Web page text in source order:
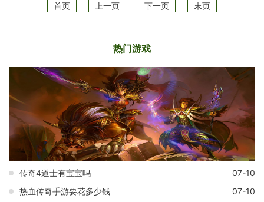
首页 上一页 下一页 末页
热门游戏
传奇4道士有宝宝吗
07-10
热血传奇手游要花多少钱
07-10